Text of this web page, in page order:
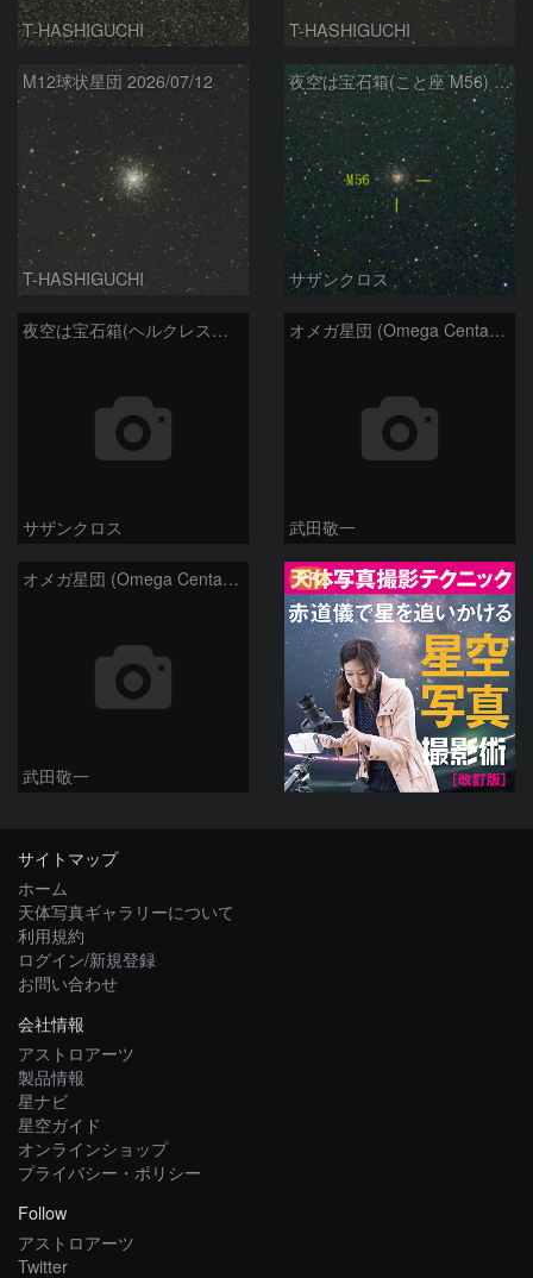
T-HASHIGUCHI T-HASHIGUCHI
M12球状星団 2026/07/12
T-HASHIGUCHI
夜空は宝石箱(こと座 M56) Seestar50
サザンクロス
夜空は宝石箱(ヘルクレス座 M13) Seestar50
サザンクロス
オメガ星団 (Omega Centauri)
武田敬一
オメガ星団 (Omega Centauri)
武田敬一
PR
サイトマップ
ホーム
天体写真ギャラリーについて
利用規約
ログイン/新規登録
お問い合わせ
会社情報
アストロアーツ
製品情報
星ナビ
星空ガイド
オンラインショップ
プライバシー・ポリシー
Follow
アストロアーツ
Twitter